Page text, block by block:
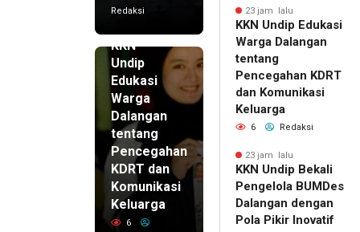
Redaksi
KKN
Undip
Edukasi
Warga
Dalangan
tentang
Pencegahan
KDRT dan
Komunikasi
Keluarga
6
23 jam lalu
KKN Undip Edukasi
Warga Dalangan
tentang
Pencegahan KDRT
dan Komunikasi
Keluarga
6 Redaksi
23 jam lalu
KKN Undip Bekali
Pengelola BUMDes
Dalangan dengan
Pola Pikir Inovatif